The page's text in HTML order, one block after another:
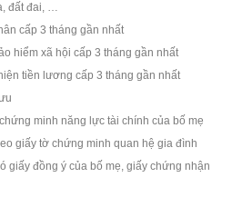
đất đai, …
cấp 3 tháng gần nhất
hiểm xã hội cấp 3 tháng gần nhất
tiền lương cấp 3 tháng gần nhất
minh năng lực tài chính của bố mẹ
giấy tờ chứng minh quan hệ gia đình
giấy đồng ý của bố mẹ, giấy chứng nhận